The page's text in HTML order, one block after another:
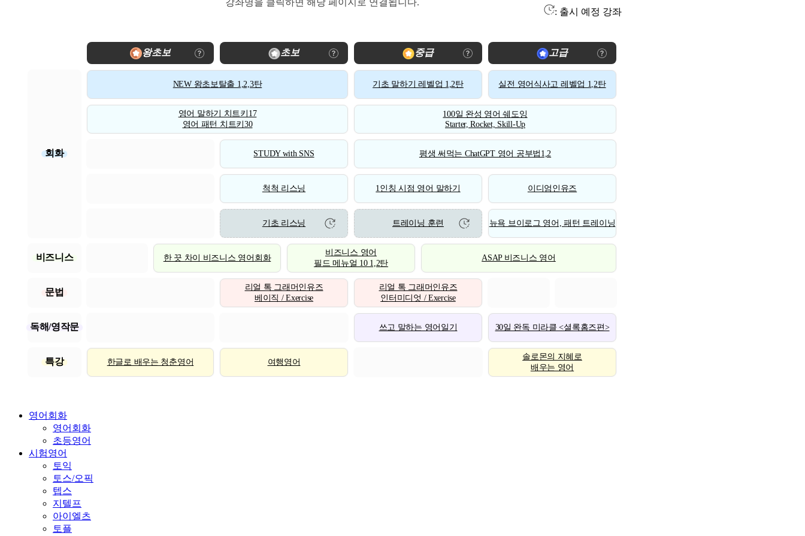
강좌명을 클릭하면 해당 페이지로 연결됩니다.
: 출시 예정 강좌
왕초보 초보 중급 고급
회화
NEW 왕초보탈출 1,2,3탄 기초 말하기 레벨업 1,2탄 실전 영어식사고 레벨업 1,2탄
영어 말하기 치트키17
영어 패턴 치트키30
100일 완성 영어 쉐도잉
Starter, Rocket, Skill-Up
STUDY with SNS 평생 써먹는 ChatGPT 영어 공부법1,2
척척 리스닝 1인칭 시점 영어 말하기 이디엄인유즈
기초 리스닝 트레이닝 훈련 뉴욕 브이로그 영어, 패턴 트레이닝
비즈니스 한 끗 차이 비즈니스 영어회화
비즈니스 영어
필드 메뉴얼 10 1,2탄
ASAP 비즈니스 영어
문법
리얼 톡 그래머인유즈
베이직 / Exercise
리얼 톡 그래머인유즈
인터미디엇 / Exercise
독해/영작문 쓰고 말하는 영어일기 30일 완독 미라클 <셜록홈즈편>
특강 한글로 배우는 청춘영어 여행영어
솔로몬의 지혜로
배우는 영어
영어회화
영어회화
초등영어
시험영어
토익
토스/오픽
텝스
지텔프
아이엘츠
토플